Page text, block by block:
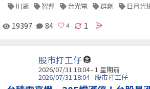
川湖 智邦 台光電 群創 日月光
19397 84 1
股市打工仔
2026/07/31 18:04 - 1 星期前
2026/07/31 18:04 - 股市打工仔